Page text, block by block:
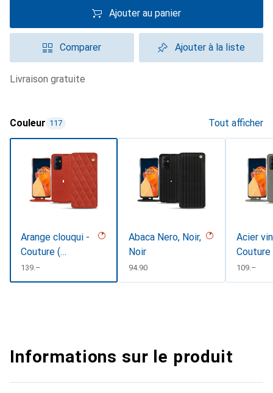
Ajouter au panier
Comparer Ajouter à la liste
livraison gratuite
Couleur 117 Tout afficher
Arange clouqui -
Couture (
Pantone
#D33108 )
CHF
139.–
Abaca Nero, Noir,
Noir
CHF
94.90
Acier
Couture
CHF
109.–
Informations sur le produit